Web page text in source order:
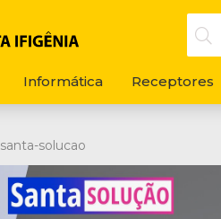
Informática Receptores
santa-solucao